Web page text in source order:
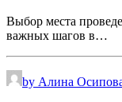
Выбор места
важных шагов в…
by Алина